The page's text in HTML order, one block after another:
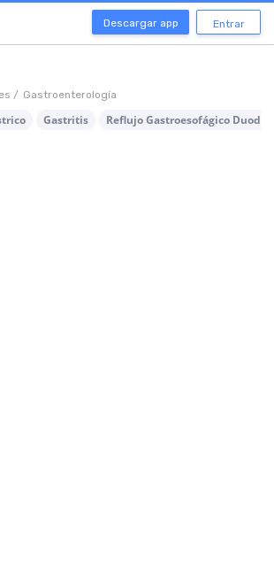
Descargar app Entrar
/ Gastroenterología
Gastritis Reflujo Gastroesofágico